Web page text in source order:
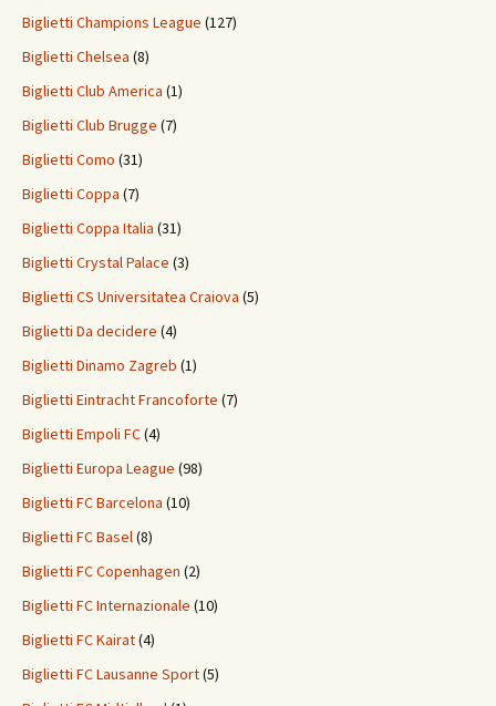
Biglietti Champions League (127)
Biglietti Chelsea (8)
Biglietti Club America (1)
Biglietti Club Brugge (7)
Biglietti Como (31)
Biglietti Coppa (7)
Biglietti Coppa Italia (31)
Biglietti Crystal Palace (3)
Biglietti CS Universitatea Craiova (5)
Biglietti Da decidere (4)
Biglietti Dinamo Zagreb (1)
Biglietti Eintracht Francoforte (7)
Biglietti Empoli FC(4)
Biglietti Europa League (98)
Biglietti FC Barcelona (10)
Biglietti FC Basel(8)
Biglietti FC Copenhagen (2)
Biglietti FC Internazionale (10)
Biglietti FC Kairat(4)
Biglietti FC Lausanne Sport(5)